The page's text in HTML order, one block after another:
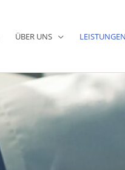
ÜBER UNS LEISTUNGEN